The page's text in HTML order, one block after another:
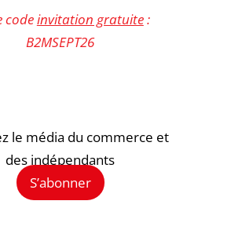
codeinvitation gratuite:
B2MSEPT26
le média du commerce et
des indépendants
S’abonner